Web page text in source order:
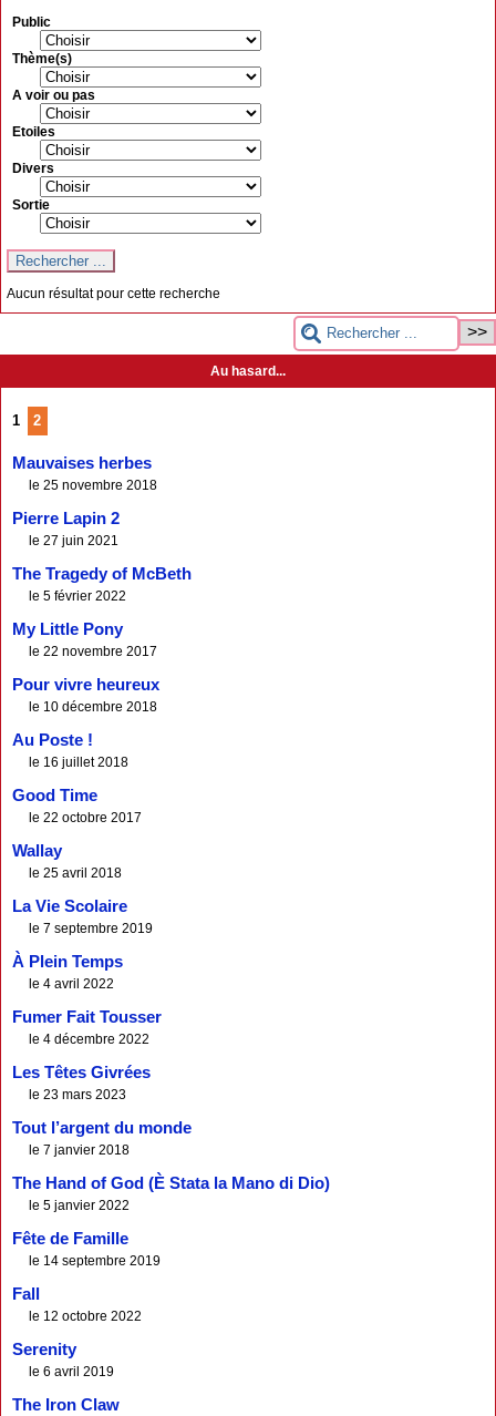
Public
Thème(s)
A voir ou pas
Etoiles
Divers
Sortie
Aucun résultat pour cette recherche
Au hasard...
1 2
Mauvaises herbes
le 25 novembre 2018
Pierre Lapin 2
le 27 juin 2021
The Tragedy of McBeth
le 5 février 2022
My Little Pony
le 22 novembre 2017
Pour vivre heureux
le 10 décembre 2018
Au Poste !
le 16 juillet 2018
Good Time
le 22 octobre 2017
Wallay
le 25 avril 2018
La Vie Scolaire
le 7 septembre 2019
À Plein Temps
le 4 avril 2022
Fumer Fait Tousser
le 4 décembre 2022
Les Têtes Givrées
le 23 mars 2023
Tout l’argent du monde
le 7 janvier 2018
The Hand of God (È Stata la Mano di Dio)
le 5 janvier 2022
Fête de Famille
le 14 septembre 2019
Fall
le 12 octobre 2022
Serenity
le 6 avril 2019
The Iron Claw